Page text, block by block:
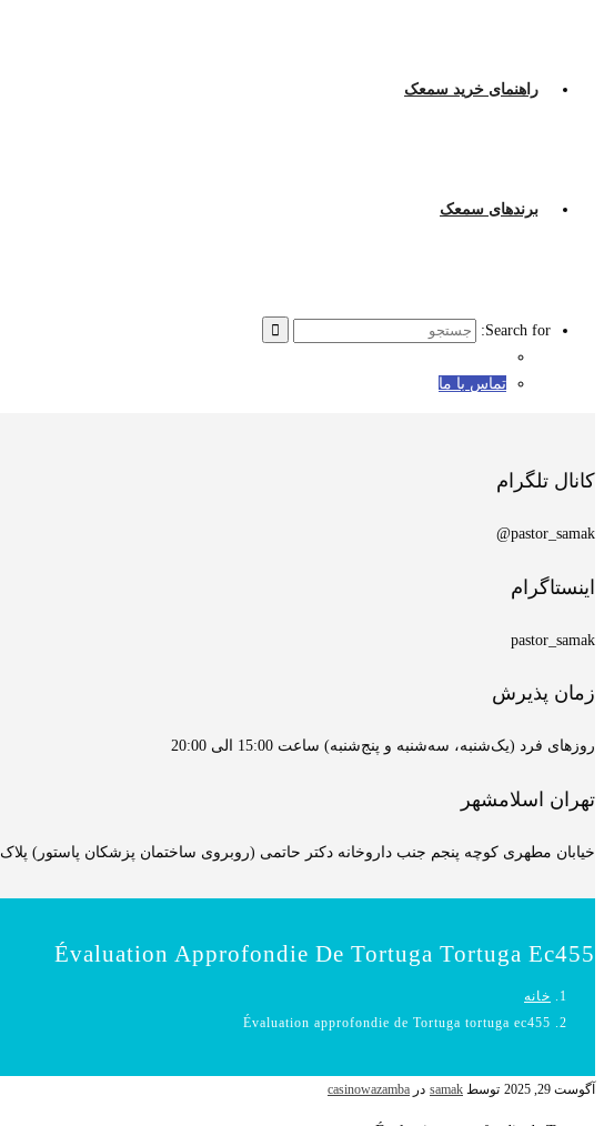
راهنمای خرید سمعک
برندهای سمعک
Search for:
تماس با ما
کانال تلگرام
pastor_samak@
اینستاگرام
pastor_samak
زمان پذیرش
روزهای فرد (یک‌شنبه، سه‌شنبه و پنج‌شنبه) ساعت 15:00 الی 20:00
تهران اسلامشهر
خیابان مطهری کوچه پنجم جنب داروخانه دکتر حاتمی (روبروی ساختمان پزشکان پاستور) پلاک 9
Évaluation Approfondie De Tortuga Tortuga Ec455
خانه
Évaluation approfondie de Tortuga tortuga ec455
آگوست 29, 2025 توسط samak در casinowazamba